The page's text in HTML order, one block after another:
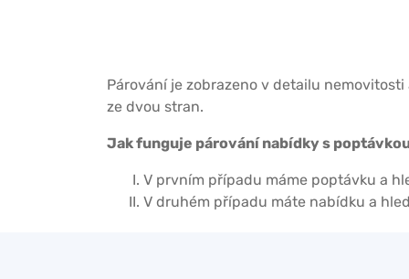
Párování je zobrazeno v detailu
ze dvou stran.
Jak funguje párování nabídky s
V prvním případu máme poptávku a
V druhém případu máte nabídku a